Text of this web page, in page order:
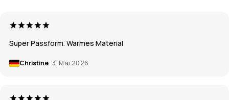
Super Passform. Warmes Material
Christine 3. Mai 2026